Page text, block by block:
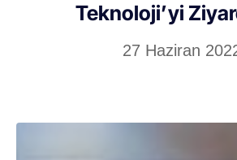
Teknoloji’yi
27 Haziran